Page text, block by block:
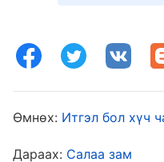
Чамайг ингээд
Өмнөх: Итгэл бол хүч
Дараах: Салаа зам